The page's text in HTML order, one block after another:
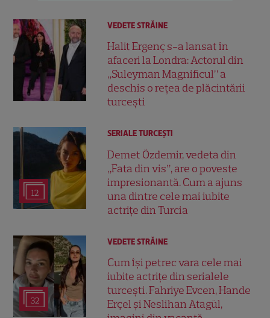
VEDETE STRĂINE
Halit Ergenç s-a lansat în
afaceri la Londra: Actorul din
„Suleyman Magnificul” a
deschis o rețea de plăcintării
turcești
12
SERIALE TURCEŞTI
Demet Özdemir, vedeta din
„Fata din vis”, are o poveste
impresionantă. Cum a ajuns
una dintre cele mai iubite
actrițe din Turcia
32
VEDETE STRĂINE
Cum își petrec vara cele mai
iubite actrițe din serialele
turcești. Fahriye Evcen, Hande
Erçel și Neslihan Atagül,